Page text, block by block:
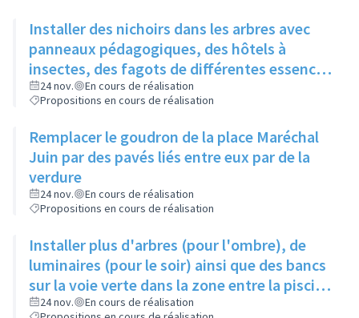
Installer des nichoirs dans les arbres avec
panneaux pédagogiques, des hôtels à
insectes, des fagots de différentes essences
pour stimuler la biodiversité sur la place du
Château à la Roue
24 nov.
En cours de réalisation
Propositions en cours de réalisation
Remplacer le goudron de la place Maréchal
Juin par des pavés liés entre eux par de la
verdure
24 nov.
En cours de réalisation
Propositions en cours de réalisation
Installer plus d'arbres (pour l'ombre), de
luminaires (pour le soir) ainsi que des bancs
sur la voie verte dans la zone entre la piscine
et la rue de l'Industrie
24 nov.
En cours de réalisation